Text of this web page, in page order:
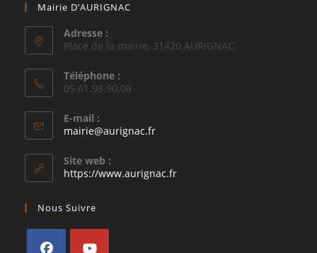
Mairie D’AURIGNAC
Adresse :
Place de la mairie, 31420 AURIGNAC
Téléphone :
05.61.98.90.08
E-mail :
mairie@aurignac.frS’ouvre
application
Site web :
https://www.aurignac.fr
Nous Suivre